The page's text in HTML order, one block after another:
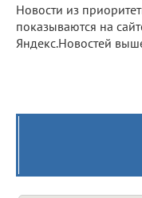
Новости из
показываются на
Яндекс.Новостей